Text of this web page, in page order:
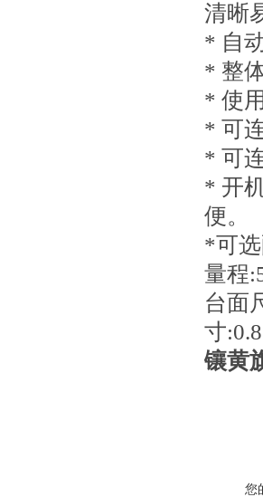
清晰
* 自
* 整
* 使
* 可
* 可
* 开
*可
量程
台面
寸
镶黄
您